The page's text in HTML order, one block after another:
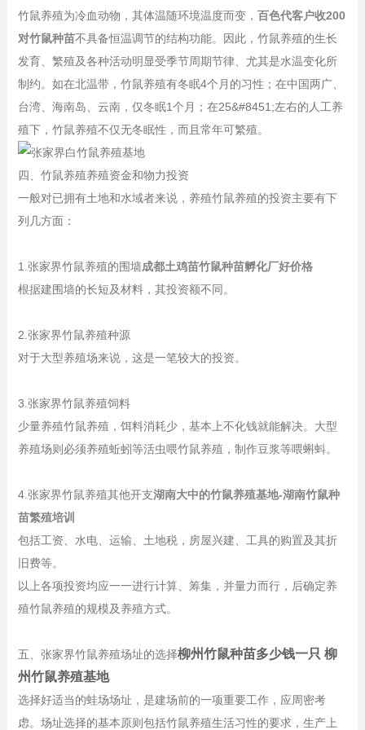
竹鼠养殖为冷血动物，其体温随环境温度而变， 百色代客户收200
对竹鼠种苗不具备恒温调节的结构功能。因此，竹鼠养殖的生长
发育、繁殖及各种活动明显受季节周期节律、尤其是水温变化所
制约。如在北温带，竹鼠养殖有冬眠4个月的习性；在中国两广、
台湾、海南岛、云南，仅冬眠1个月；在25&#8451;左右的人工养
殖下，竹鼠养殖不仅无冬眠性，而且常年可繁殖。
四、竹鼠养殖养殖资金和物力投资
一般对已拥有土地和水域者来说，养殖竹鼠养殖的投资主要有下
列几方面：
1.张家界竹鼠养殖的围墙成都土鸡苗竹鼠种苗孵化厂好价格
根据建围墙的长短及材料，其投资额不同。
2.张家界竹鼠养殖种源
对于大型养殖场来说，这是一笔较大的投资。
3.张家界竹鼠养殖饲料
少量养殖竹鼠养殖，饵料消耗少，基本上不化钱就能解决。大型
养殖场则必须养殖蚯蚓等活虫喂竹鼠养殖，制作豆浆等喂蝌蚪。
4.张家界竹鼠养殖其他开支湖南大中的竹鼠养殖基地-湖南竹鼠种
苗繁殖培训
包括工资、水电、运输、土地税，房屋兴建、工具的购置及其折
旧费等。
以上各项投资均应一一进行计算、筹集，并量力而行，后确定养
殖竹鼠养殖的规模及养殖方式。
五、张家界竹鼠养殖场址的选择柳州竹鼠种苗多少钱一只 柳
州竹鼠养殖基地
选择好适当的蛙场场址，是建场前的一项重要工作，应周密考
虑。场址选择的基本原则包括竹鼠养殖生活习性的要求，生产上